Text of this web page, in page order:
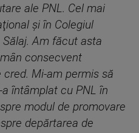
ale PNL. Cel mai
şi în Colegiul
Am făcut asta
consecvent
Mi-am permis să
întâmplat cu PNL în
modul de promovare
depărtarea de